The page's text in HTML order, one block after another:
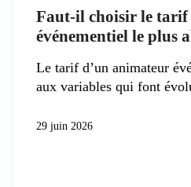
Faut-il choisir le tarif
événementiel le plus
Le tarif d’un animateur
aux variables qui font
29 juin 2026